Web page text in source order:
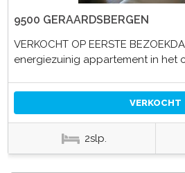
9500 GERAARDSBERGEN
VERKOCHT OP EERSTE
energiezuinig appartement in het
VERKOCHT
2slp.